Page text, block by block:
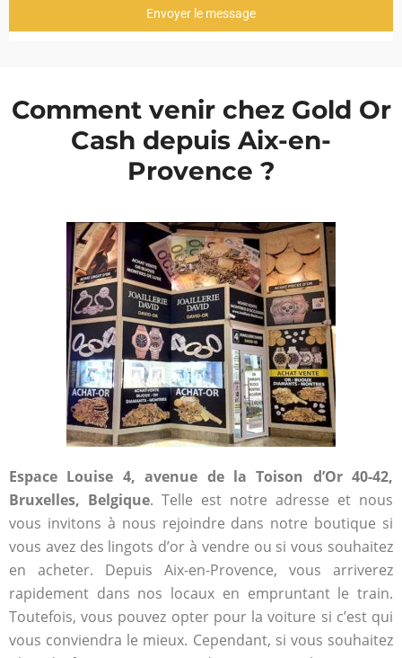
Envoyer le message
Comment venir chez Gold Or
Cash depuis Aix-en-
Provence ?
Espace Louise 4, avenue de la Toison d’Or 40-42,
Bruxelles, Belgique. Telle est notre adresse et nous
vous invitons à nous rejoindre dans notre boutique si
vous avez des lingots d’or à vendre ou si vous souhaitez
en acheter. Depuis Aix-en-Provence, vous arriverez
rapidement dans nos locaux en empruntant le train.
Toutefois, vous pouvez opter pour la voiture si c’est qui
vous conviendra le mieux. Cependant, si vous souhaitez